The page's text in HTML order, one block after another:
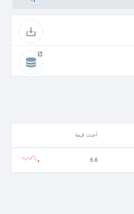
أحدث قيمة
6.8